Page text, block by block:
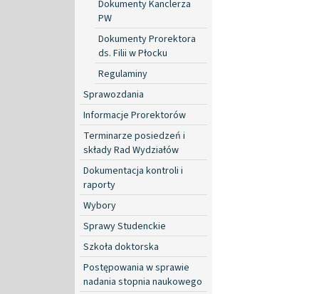
Dokumenty Kanclerza
PW
Dokumenty Prorektora
ds. Filii w Płocku
Regulaminy
Sprawozdania
Informacje Prorektorów
Terminarze posiedzeń i
składy Rad Wydziałów
Dokumentacja kontroli i
raporty
Wybory
Sprawy Studenckie
Szkoła doktorska
Postępowania w sprawie
nadania stopnia naukowego